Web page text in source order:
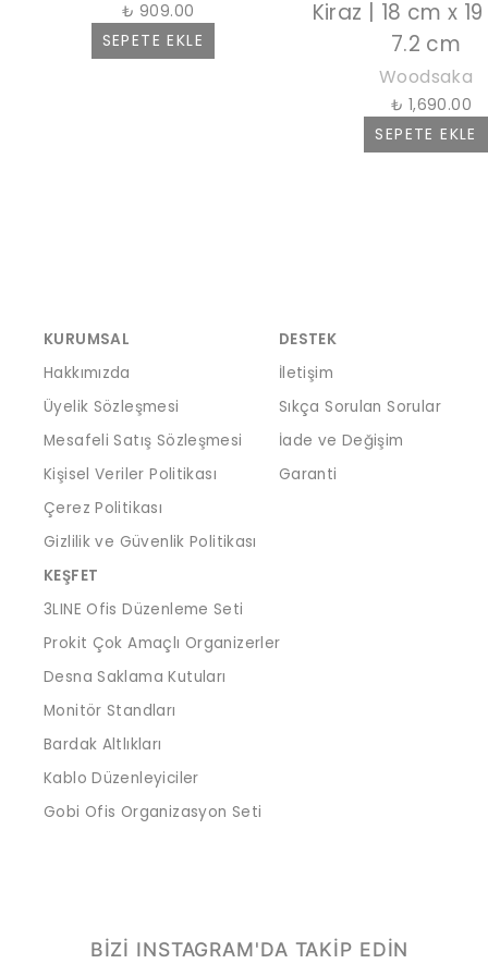
₺ 909.00
SEPETE EKLE
Kiraz | 18 cm x
7.2 cm
Woodsaka
₺ 1,690.00
SEPETE EKLE
KURUMSAL
Hakkımızda
Üyelik Sözleşmesi
Mesafeli Satış Sözleşmesi
Kişisel Veriler Politikası
Çerez Politikası
Gizlilik ve Güvenlik Politikası
DESTEK
İletişim
Sıkça Sorulan Sorular
İade ve Değişim
Garanti
KEŞFET
3LINE Ofis Düzenleme Seti
Prokit Çok Amaçlı Organizerler
Desna Saklama Kutuları
Monitör Standları
Bardak Altlıkları
Kablo Düzenleyiciler
Gobi Ofis Organizasyon Seti
BİZİ INSTAGRAM'DA TAKİP EDİN